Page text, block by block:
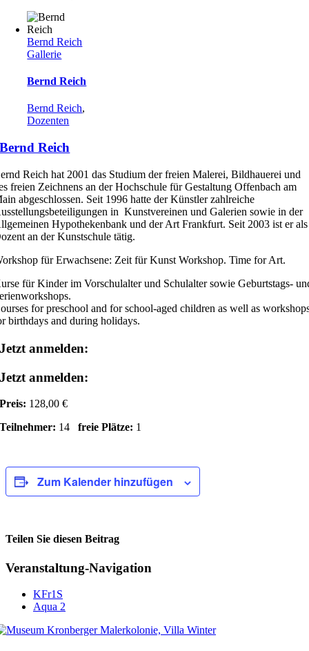
Bernd Reich
Gallerie
Bernd Reich
Bernd Reich,
Dozenten
Bernd Reich
Reich hat 2001 das Studium der freien Malerei, Bildhauerei und
freien Zeichnens an der Hochschule für Gestaltung Offenbach am
abgeschlossen. Seit 1996 hatte der Künstler zahlreiche
in Kunstvereinen und Galerien sowie in der
Hypothekenbank und der Art Frankfurt. Seit 2003 ist er als
an der Kunstschule tätig.
für Erwachsene: Zeit für Kunst Workshop. Time for Art.
für Kinder im Vorschulalter und Schulalter sowie Geburtstags-
for preschool and for school-aged children as well as
birthdays and during holidays.
Jetzt anmelden:
Jetzt anmelden:
Preis: 128,00 €
Teilnehmer: 14freie Plätze: 1
Zum Kalender hinzufügen
Teilen Sie diesen Beitrag
Facebook
Veranstaltung-Navigation
KFr1S
Aqua 2